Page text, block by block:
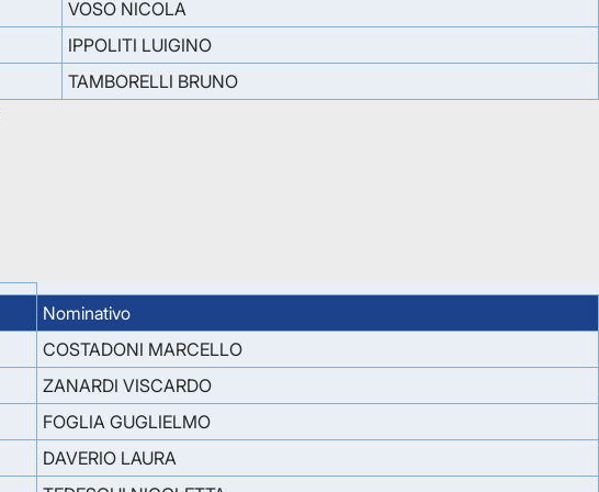
VOSO NICOLA
IPPOLITI LUIGINO
TAMBORELLI BRUNO
Nominativo
COSTADONI MARCELLO
ZANARDI VISCARDO
FOGLIA GUGLIELMO
DAVERIO LAURA